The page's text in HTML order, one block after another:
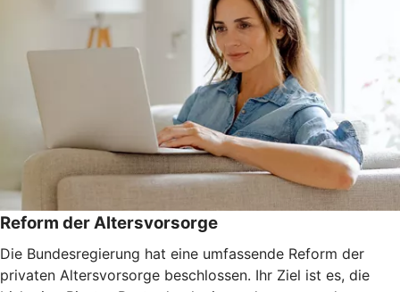
Reform der Altersvorsorge
Die Bundesregierung hat eine umfassende Reform der
privaten Altersvorsorge beschlossen. Ihr Ziel ist es, die